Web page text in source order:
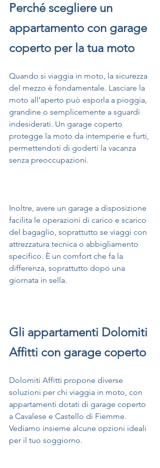
Perché scegliere un
appartamento con garage
coperto per la tua moto
Quando si viaggia in moto, la sicurezza
del mezzo è fondamentale. Lasciare la
moto all’aperto può esporla a pioggia,
grandine o semplicemente a sguardi
indesiderati. Un garage coperto
protegge la moto da intemperie e furti,
permettendoti di goderti la vacanza
senza preoccupazioni.
Inoltre, avere un garage a disposizione
facilita le operazioni di carico e scarico
del bagaglio, soprattutto se viaggi con
attrezzatura tecnica o abbigliamento
specifico. È un comfort che fa la
differenza, soprattutto dopo una
giornata in sella.
Gli appartamenti Dolomiti
Affitti con garage coperto
Dolomiti Affitti propone diverse
soluzioni per chi viaggia in moto, con
appartamenti dotati di garage coperto
a Cavalese e Castello di Fiemme.
Vediamo insieme alcune opzioni ideali
per il tuo soggiorno.